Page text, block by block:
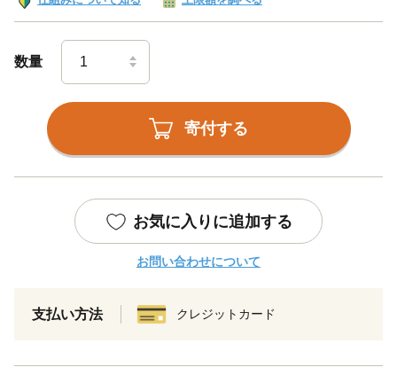
数量
寄付する
お気に入りに追加する
お問い合わせについて
支払い方法 クレジットカード